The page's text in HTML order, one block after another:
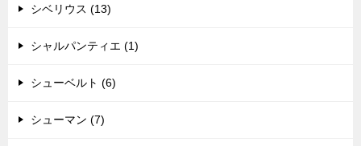
シベリウス (13)
シャルパンティエ (1)
シューベルト (6)
シューマン (7)